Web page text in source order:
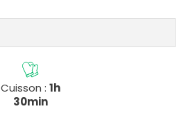
Cuisson : 1h
30min